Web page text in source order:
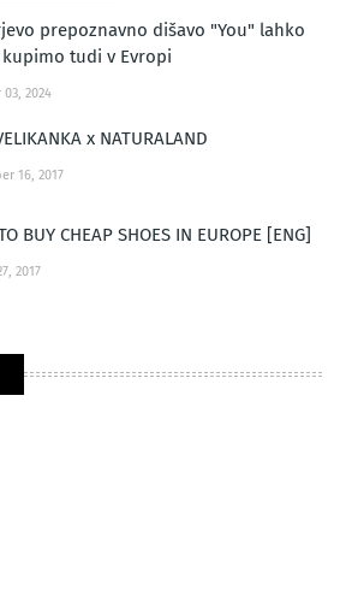
prepoznavno dišavo "You" lahko
tudi v Evropi
2024
x NATURALAND
16, 2017
BUY CHEAP SHOES IN EUROPE [ENG]
2017